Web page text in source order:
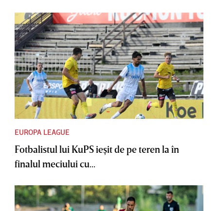
EUROPA LEAGUE
Fotbalistul lui KuPS ieşit de pe teren la în
finalul meciului cu...